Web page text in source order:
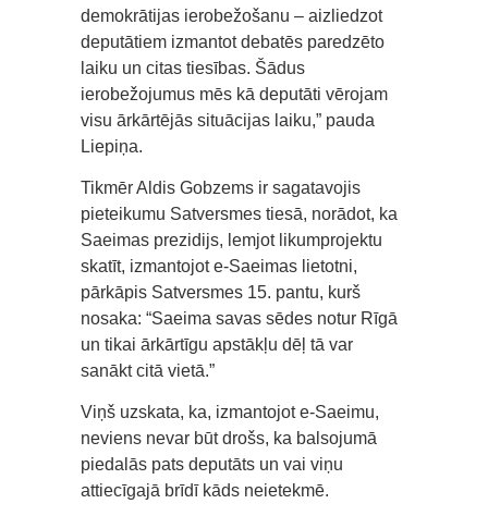
demokrātijas ierobežošanu – aizliedzot
deputātiem izmantot debatēs paredzēto
laiku un citas tiesības. Šādus
ierobežojumus mēs kā deputāti vērojam
visu ārkārtējās situācijas laiku,” pauda
Liepiņa.
Tikmēr Aldis Gobzems ir sagatavojis
pieteikumu Satversmes tiesā, norādot, ka
Saeimas prezidijs, lemjot likumprojektu
skatīt, izmantojot e-Saeimas lietotni,
pārkāpis Satversmes 15. pantu, kurš
nosaka: “Saeima savas sēdes notur Rīgā
un tikai ārkārtīgu apstākļu dēļ tā var
sanākt citā vietā.”
Viņš uzskata, ka, izmantojot e-Saeimu,
neviens nevar būt drošs, ka balsojumā
piedalās pats deputāts un vai viņu
attiecīgajā brīdī kāds neietekmē.